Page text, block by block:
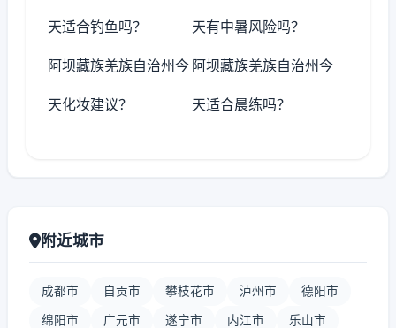
天适合钓鱼吗？ 天有中暑风险吗？
阿坝藏族羌族自治州今
天化妆建议？
阿坝藏族羌族自治州今
天适合晨练吗？
附近城市
成都市 自贡市 攀枝花市 泸州市 德阳市
绵阳市 广元市 遂宁市 内江市 乐山市